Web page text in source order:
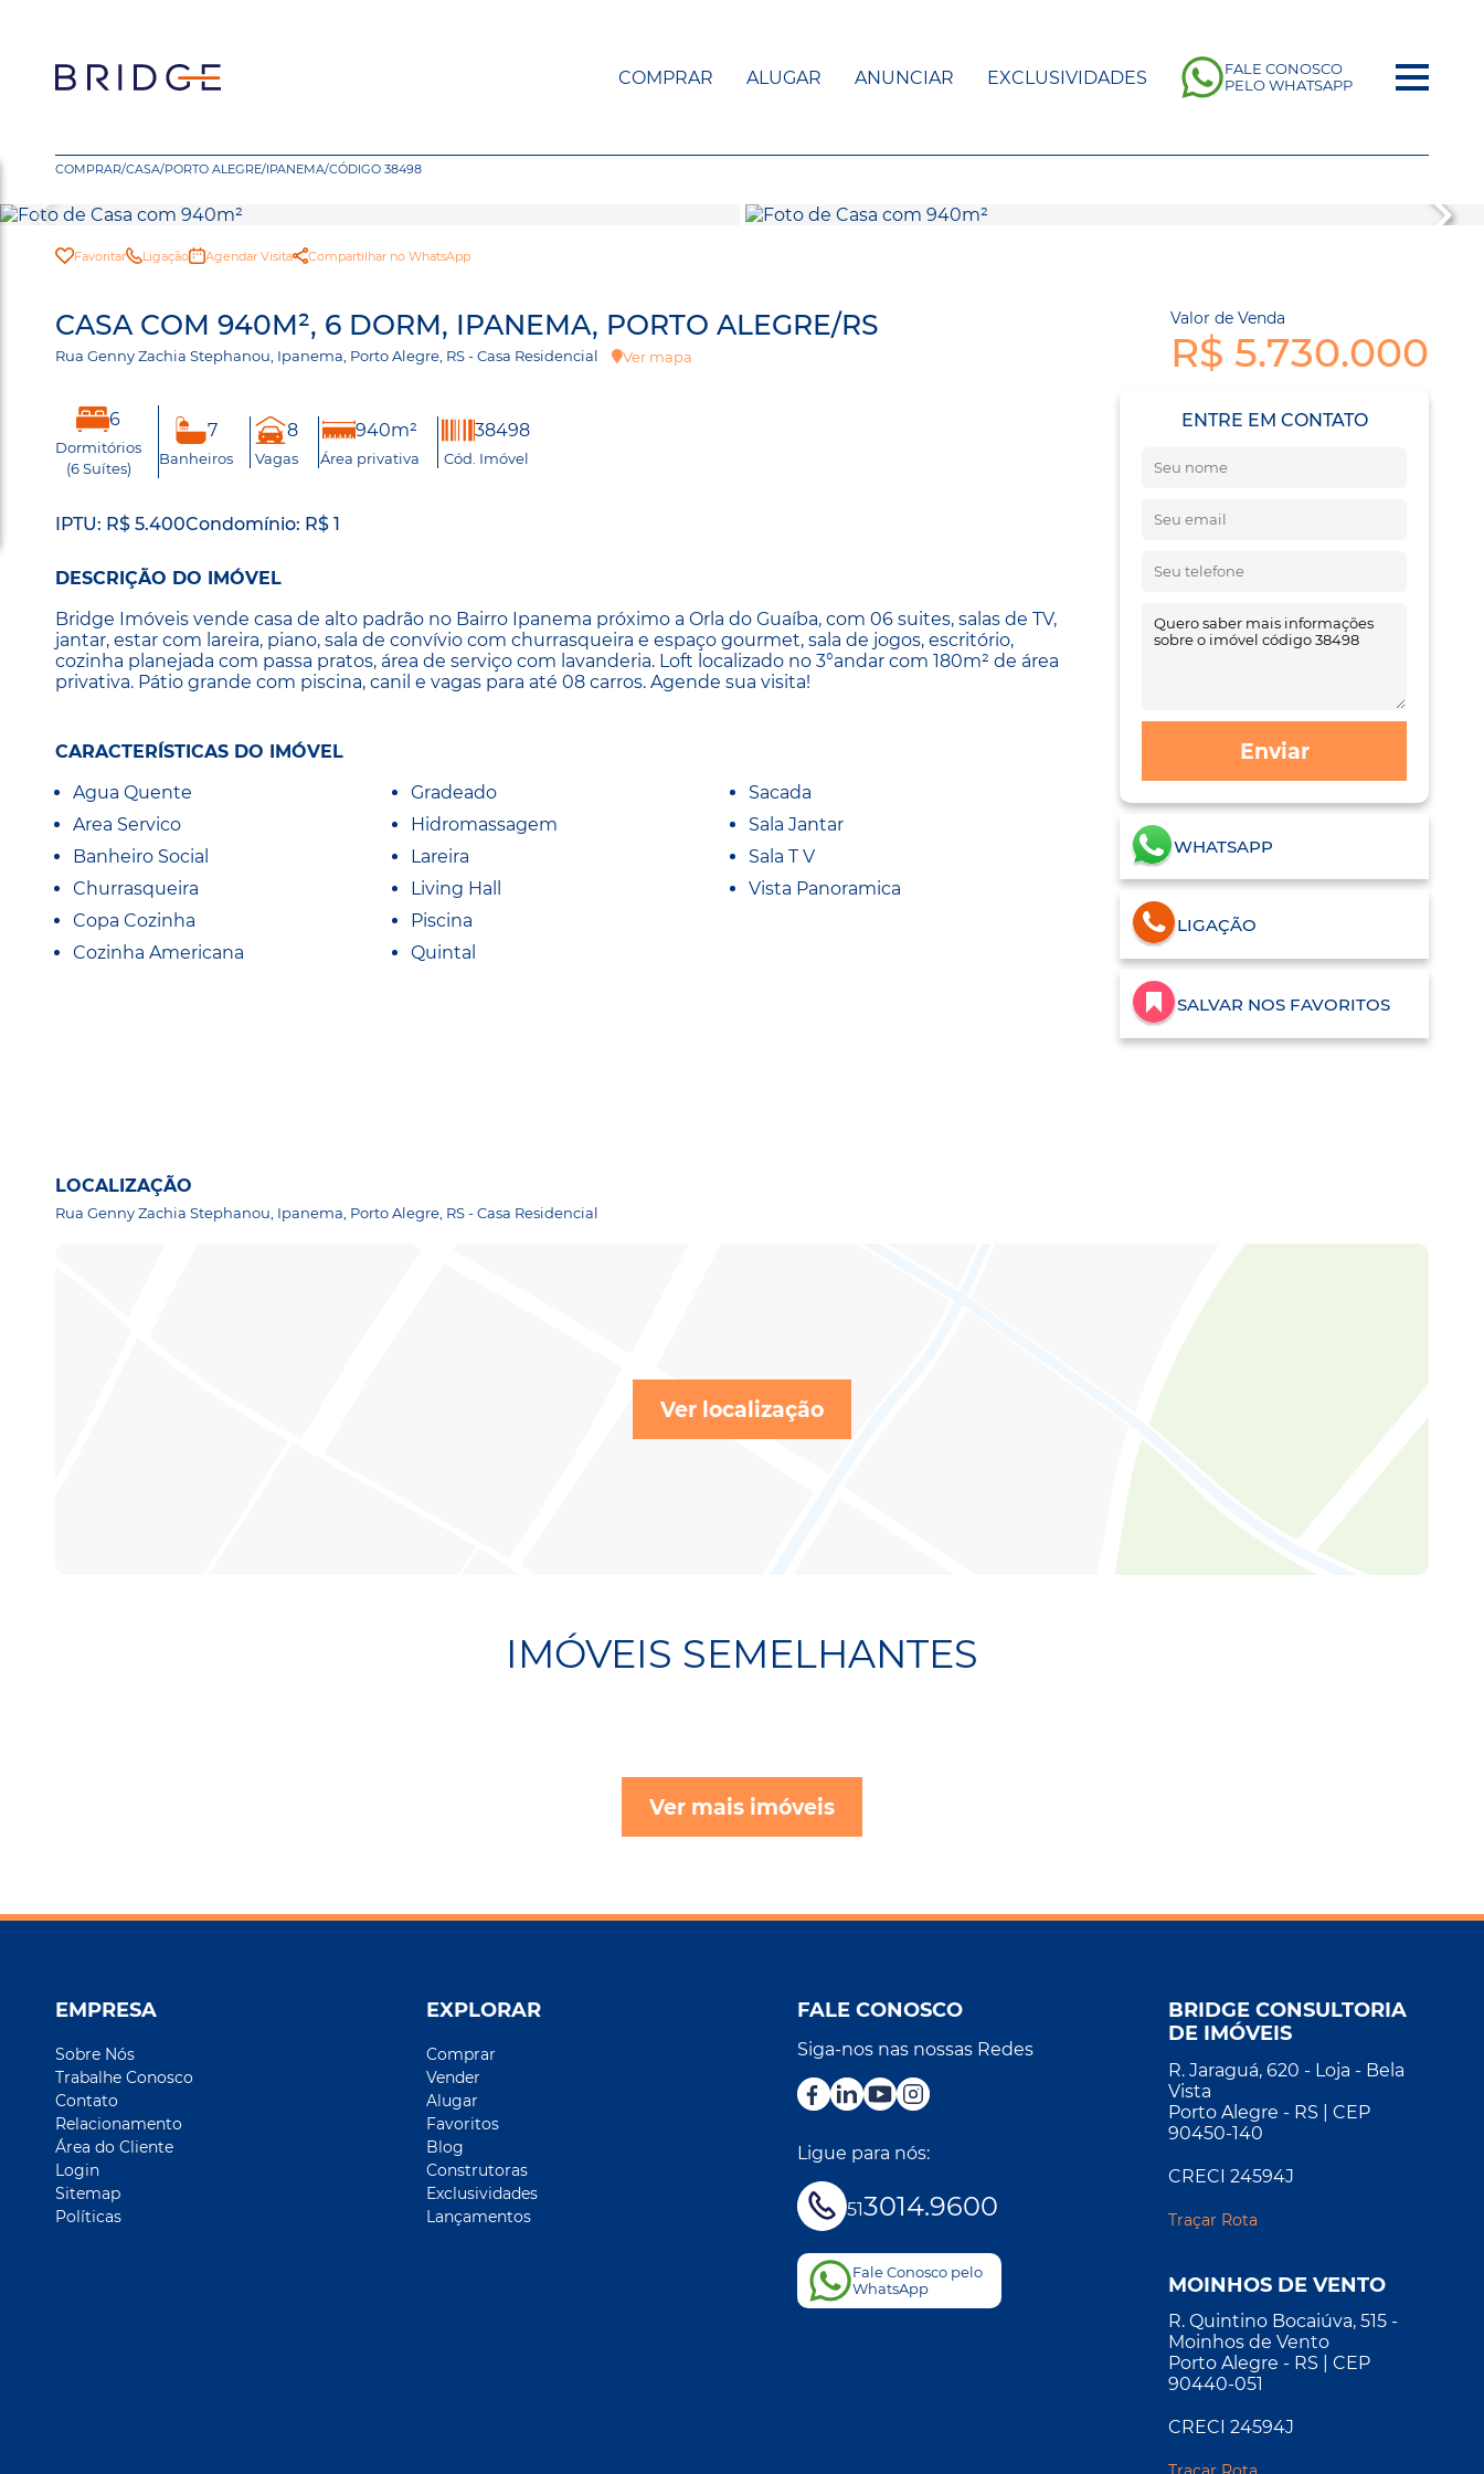
COMPRAR ALUGAR ANUNCIAR EXCLUSIVIDADES
FALE CONOSCO
PELO WHATSAPP
COMPRAR/CASA/PORTO ALEGRE/IPANEMA/CÓDIGO 38498
Favoritar Ligação Agendar Visita Compartilhar no WhatsApp
CASA COM 940M², 6 DORM, IPANEMA, PORTO ALEGRE/RS
Rua Genny Zachia Stephanou, Ipanema, Porto Alegre, RS - Casa Residencial Ver mapa
Valor de Venda
R$ 5.730.000
6
Dormitórios
(6 Suítes)
7
Banheiros
8
Vagas
940m²
Área privativa
38498
Cód. Imóvel
IPTU: R$ 5.400Condomínio: R$ 1
DESCRIÇÃO DO IMÓVEL
Bridge Imóveis vende casa de alto padrão no Bairro Ipanema próximo a Orla do Guaíba, com 06 suites, salas de TV,
jantar, estar com lareira, piano, sala de convívio com churrasqueira e espaço gourmet, sala de jogos, escritório,
cozinha planejada com passa pratos, área de serviço com lavanderia. Loft localizado no 3°andar com 180m² de área
privativa. Pátio grande com piscina, canil e vagas para até 08 carros. Agende sua visita!
CARACTERÍSTICAS DO IMÓVEL
Agua Quente
Area Servico
Banheiro Social
Churrasqueira
Copa Cozinha
Cozinha Americana
Gradeado
Hidromassagem
Lareira
Living Hall
Piscina
Quintal
Sacada
Sala Jantar
Sala T V
Vista Panoramica
ENTRE EM CONTATO
Enviar
WHATSAPP
LIGAÇÃO
SALVAR NOS FAVORITOS
LOCALIZAÇÃO
Rua Genny Zachia Stephanou, Ipanema, Porto Alegre, RS - Casa Residencial
Ver localização
IMÓVEIS SEMELHANTES
Ver mais imóveis
EMPRESA
Sobre Nós
Trabalhe Conosco
Contato
Relacionamento
Área do Cliente
Login
Sitemap
Políticas
EXPLORAR
Comprar
Vender
Alugar
Favoritos
Blog
Construtoras
Exclusividades
Lançamentos
FALE CONOSCO
Siga-nos nas nossas Redes
Ligue para nós:
513014.9600
Fale Conosco pelo
WhatsApp
BRIDGE CONSULTORIA
DE IMÓVEIS
R. Jaraguá, 620 - Loja - Bela
Vista
Porto Alegre - RS | CEP
90450-140
CRECI 24594J
Traçar Rota
MOINHOS DE VENTO
R. Quintino Bocaiúva, 515 -
Moinhos de Vento
Porto Alegre - RS | CEP
90440-051
CRECI 24594J